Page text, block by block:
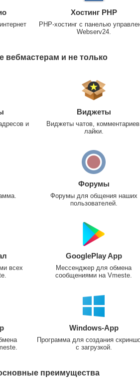
Хостинг PHP
PHP-хостинг с панелью
Webserv24.
вебмастерам и не только
и
Виджеты
Виджеты чатов,
лайки.
Форумы
Форумы для общения наших
пользователей.
всех
GooglePlay App
Мессенджер для обмена
сообщениями на Vmeste.
Windows-App
Программа для создания
с загрузкой.
преимущества